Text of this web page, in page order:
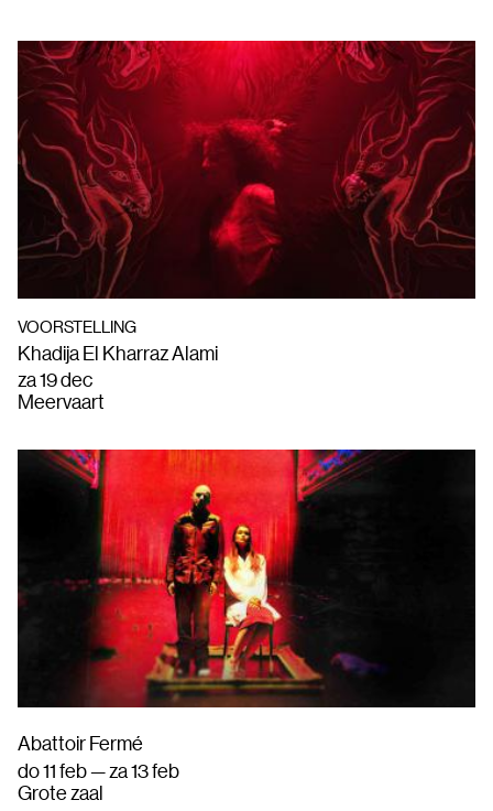
VOORSTELLING
Khadija El Kharraz Alami
za 19 dec
Meervaart
Abattoir Fermé
do 11 feb — za 13 feb
Grote zaal